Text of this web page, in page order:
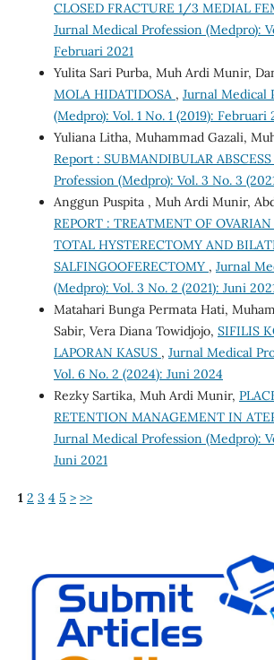
CLOSED FRACTURE 1/3 MEDIAL
Jurnal Medical Profession (Medpro):
Februari 2021
Yulita Sari Purba, Muh Ardi Munir,
MOLA HIDATIDOSA , Jurnal Medical
(Medpro): Vol. 1 No. 1 (2019): Februari
Yuliana Litha, Muhammad Gazali,
Report : SUBMANDIBULAR ABSCESS
Profession (Medpro): Vol. 3 No. 3
Anggun Puspita , Muh Ardi Munir,
REPORT : TREATMENT OF
TOTAL HYSTERECTOMY AND
SALFINGOOFERECTOMY , Jurnal
(Medpro): Vol. 3 No. 2 (2021): Juni
Matahari Bunga Permata Hati,
Sabir, Vera Diana Towidjojo, SIFILIS
LAPORAN KASUS , Jurnal Medical
Vol. 6 No. 2 (2024): Juni 2024
Rezky Sartika, Muh Ardi Munir,
RETENTION MANAGEMENT IN
Jurnal Medical Profession (Medpro):
Juni 2021
1 2 3 4 5 > >>